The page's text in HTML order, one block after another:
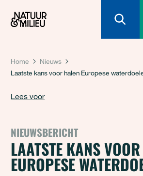
Home
Nieuws
Laatste kans voor halen Europese
Lees voor
NIEUWSBERICHT
LAATSTE KANS
EUROPESE